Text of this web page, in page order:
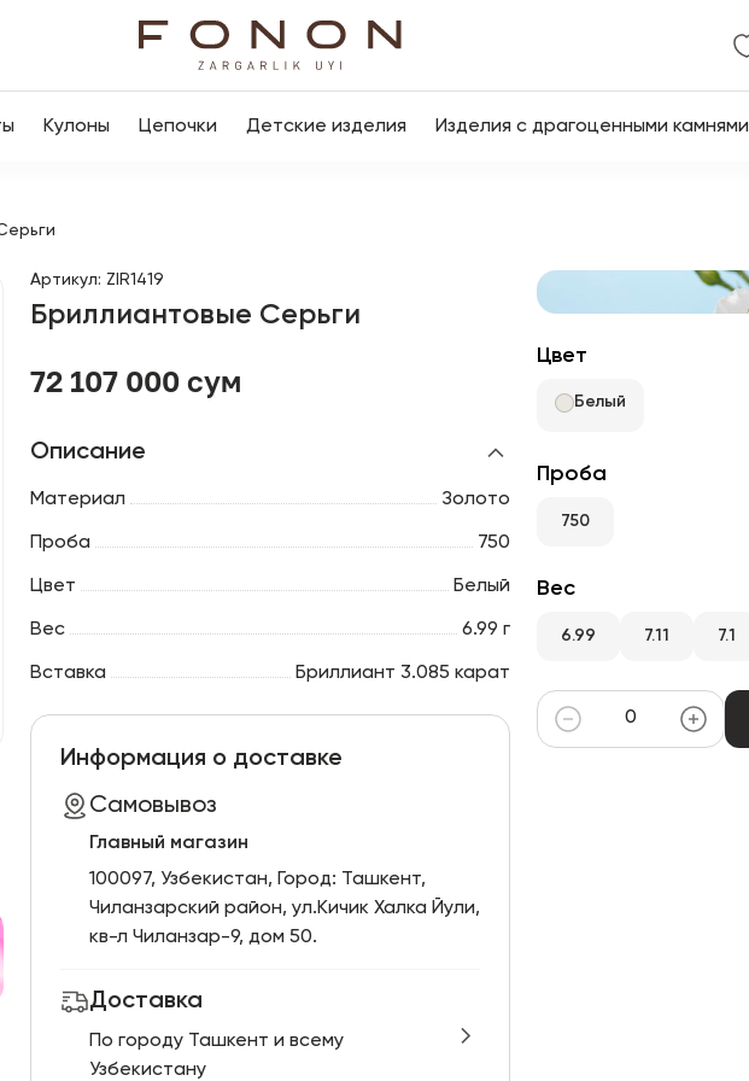
Кулоны Цепочки Детские изделия Изделия с драгоценными камнями
Артикул: ZIR1419
Бриллиантовые Серьги
72 107 000 сум
Описание
Материал Золото
Проба 750
Цвет Белый
Вес 6.99 г
Вставка Бриллиант 3.085 карат
Информация о доставке
Самовывоз
Главный магазин
100097, Узбекистан, Город: Ташкент,
Чиланзарский pайон, ул.Кичик Халка Йули,
кв-л Чиланзар-9, дом 50.
Доставка
По городу Ташкент и всему
Узбекистану
Цвет
Белый
Проба
750
Вес
6.99 7.11 7.1